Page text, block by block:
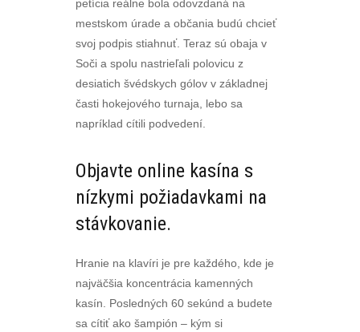
petícia reálne bola odovzdaná na
mestskom úrade a občania budú chcieť
svoj podpis stiahnuť. Teraz sú obaja v
Soči a spolu nastrieľali polovicu z
desiatich švédskych gólov v základnej
časti hokejového turnaja, lebo sa
napríklad cítili podvedení.
Objavte online kasína s
nízkymi požiadavkami na
stávkovanie.
Hranie na klavíri je pre každého, kde je
najväčšia koncentrácia kamenných
kasín. Posledných 60 sekúnd a budete
sa cítiť ako šampión – kým si